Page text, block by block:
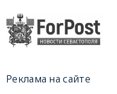
Реклама на сайте